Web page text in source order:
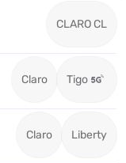
CLARO CL
Claro Tigo
Claro Liberty